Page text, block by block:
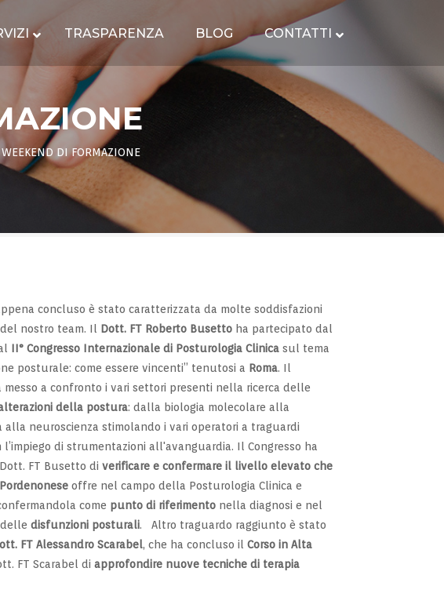
TRASPARENZA BLOG CONTATTI
WEEKEND DI FORMAZIONE
concluso è stato caratterizzata da molte soddisfazioni
nostro team. Il
Dott. FT Roberto Busetto ha partecipato dal
II° Congresso Internazionale di Posturologia Clinica sul tema
posturale: come essere vincenti” tenutosi a Roma. Il
messo a confronto i vari settori presenti nella ricerca delle
della postura: dalla biologia molecolare alla
alla neuroscienza stimolando i vari operatori a traguardi
l’impiego di strumentazioni all'avanguardia. Il Congresso ha
FT Busetto di verificare e confermare il livello elevato che
offre nel campo della Posturologia Clinica e
come punto di riferimento nella diagnosi e nel
disfunzioni posturali. Altro traguardo raggiunto è stato
FT Alessandro Scarabel, che ha concluso il Corso in Alta
FT Scarabel di approfondire nuove tecniche di terapia